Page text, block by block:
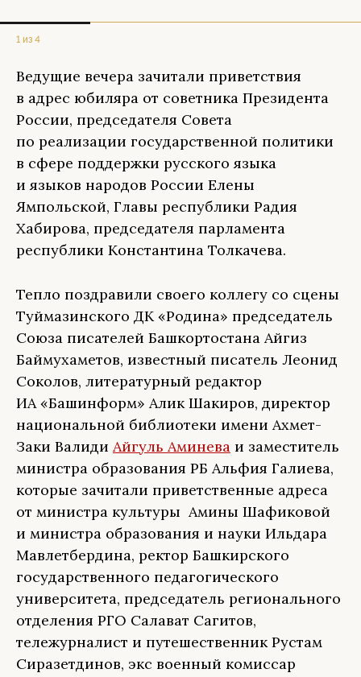
1 из 4
Ведущие вечера зачитали приветствия
в адрес юбиляра от советника Президента
России, председателя Совета
по реализации государственной политики
в сфере поддержки русского языка
и языков народов России Елены
Ямпольской, Главы республики Радия
Хабирова, председателя парламента
республики Константина Толкачева.
Тепло поздравили своего коллегу со сцены
Туймазинского ДК «Родина» председатель
Союза писателей Башкортостана Айгиз
Баймухаметов, известный писатель Леонид
Соколов, литературный редактор
ИА «Башинформ» Алик Шакиров, директор
национальной библиотеки имени Ахмет-
Заки Валиди Айгуль Аминева и заместитель
министра образования РБ Альфия Галиева,
которые зачитали приветственные адреса
от министра культуры Амины Шафиковой
и министра образования и науки Ильдара
Мавлетбердина, ректор Башкирского
государственного педагогического
университета, председатель регионального
отделения РГО Салават Сагитов,
тележурналист и путешественник Рустам
Сиразетдинов, экс военный комиссар